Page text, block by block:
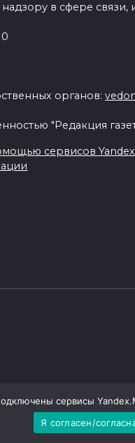
в сфере
органов:
"Редакция
сервисов
сервисы
Я согласен/